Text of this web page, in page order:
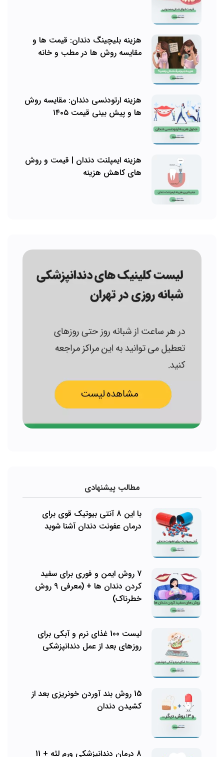
هزینه بلیچینگ دندان: قیمت ها و
مقایسه روش ها در مطب و خانه
هزینه ارتودنسی دندان: مقایسه روش
ها و پیش بینی قیمت ۱۴۰۵
هزینه ایمپلنت دندان | قیمت و روش
های کاهش هزینه
مطالب پیشنهادی
با این 8 آنتی بیوتیک قوی برای
درمان عفونت دندان آشنا شوید
7 روش ایمن و فوری برای سفید
کردن دندان ها + (معرفی 9 روش
خطرناک)
لیست 100 غذای نرم و آبکی برای
روزهای بعد از عمل دندانپزشکی
15 روش بند آوردن خونریزی بعد از
کشیدن دندان
8 درمان دندانپزشکی ورم لثه + 11